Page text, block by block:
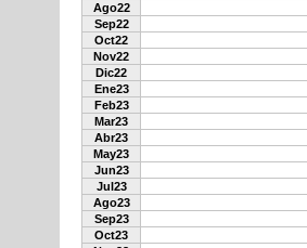
Ago22
Sep22
Oct22
Nov22
Dic22
Ene23
Feb23
Mar23
Abr23
May23
Jun23
Jul23
Ago23
Sep23
Oct23